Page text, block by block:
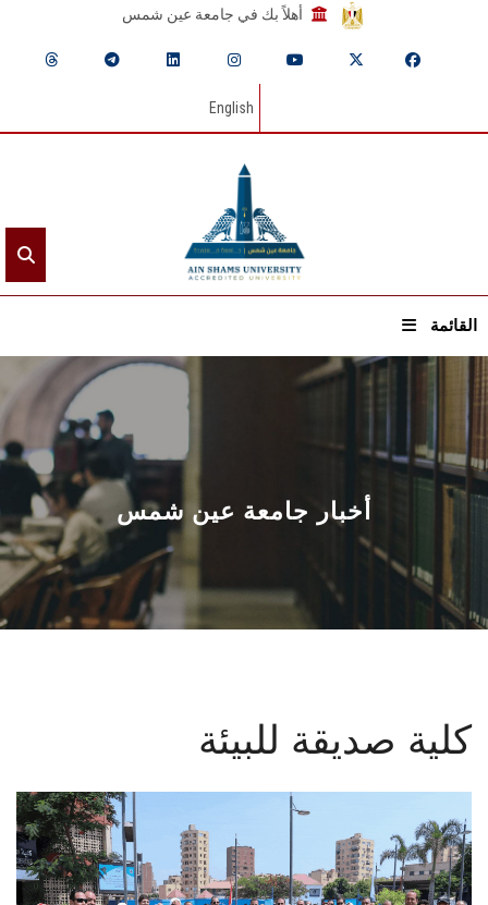
أهلاً بك في جامعة عين شمس
English
القائمة
الرئيسيـة
عن الجامعة
القطاعـات
الشئون الأكاديمية
البحث العلمي
الأنظمة الذكية
الإعلام
أخبار جامعة عين شمس
كلية صديقة للبيئة